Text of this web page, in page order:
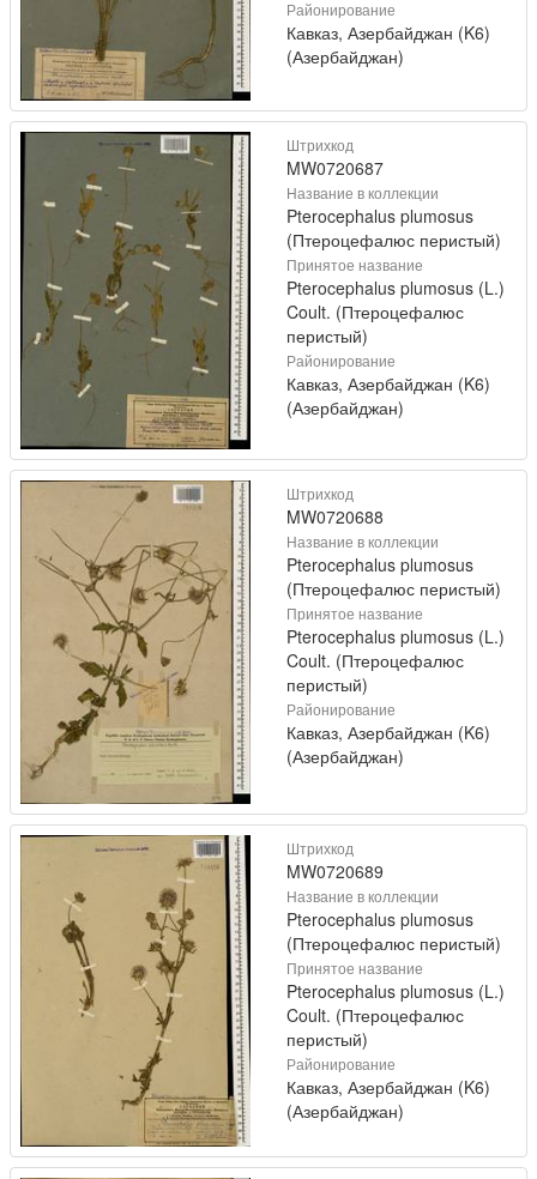
Районирование
Кавказ, Азербайджан (K6)
(Азербайджан)
Штрихкод
MW0720687
Название в коллекции
Pterocephalus plumosus
(Птероцефалюс перистый)
Принятое название
Pterocephalus plumosus (L.)
Coult. (Птероцефалюс
перистый)
Районирование
Кавказ, Азербайджан (K6)
(Азербайджан)
Штрихкод
MW0720688
Название в коллекции
Pterocephalus plumosus
(Птероцефалюс перистый)
Принятое название
Pterocephalus plumosus (L.)
Coult. (Птероцефалюс
перистый)
Районирование
Кавказ, Азербайджан (K6)
(Азербайджан)
Штрихкод
MW0720689
Название в коллекции
Pterocephalus plumosus
(Птероцефалюс перистый)
Принятое название
Pterocephalus plumosus (L.)
Coult. (Птероцефалюс
перистый)
Районирование
Кавказ, Азербайджан (K6)
(Азербайджан)